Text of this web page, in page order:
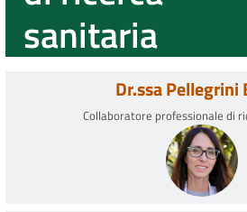
sanitaria
Dr.ssa Pellegrini
Collaboratore professionale di